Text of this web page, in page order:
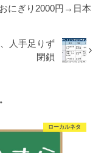
にぎり2000円→日本
人手足りず
閉鎖
ローカルネタ